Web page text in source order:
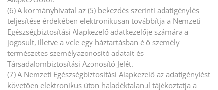
(6) A kormányhivatal az (5) bekezdés szerinti adatigénylés
teljesítése érdekében elektronikusan továbbítja a Nemzeti
Egészségbiztosítási Alapkezelő adatkezelője számára a
jogosult, illetve a vele egy háztartásban élő személy
természetes személyazonosító adatait és
Társadalombiztosítási Azonosító Jelét.
(7) A Nemzeti Egészségbiztosítási Alapkezelő az adatigénylést
követően elektronikus úton haladéktalanul tájékoztatja a